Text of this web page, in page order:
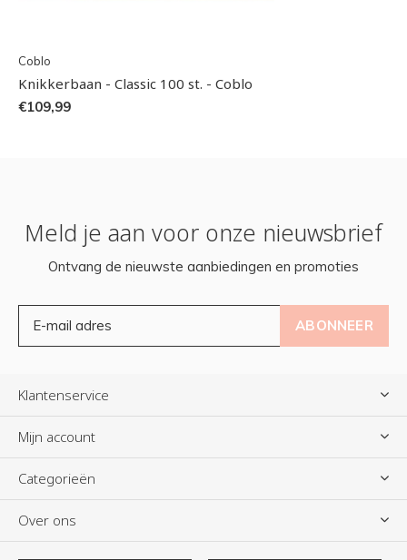
Coblo
Knikkerbaan - Classic 100 st. - Coblo
€109,99
Meld je aan voor onze nieuwsbrief
Ontvang de nieuwste aanbiedingen en promoties
ABONNEER
Klantenservice
Mijn account
Categorieën
Over ons